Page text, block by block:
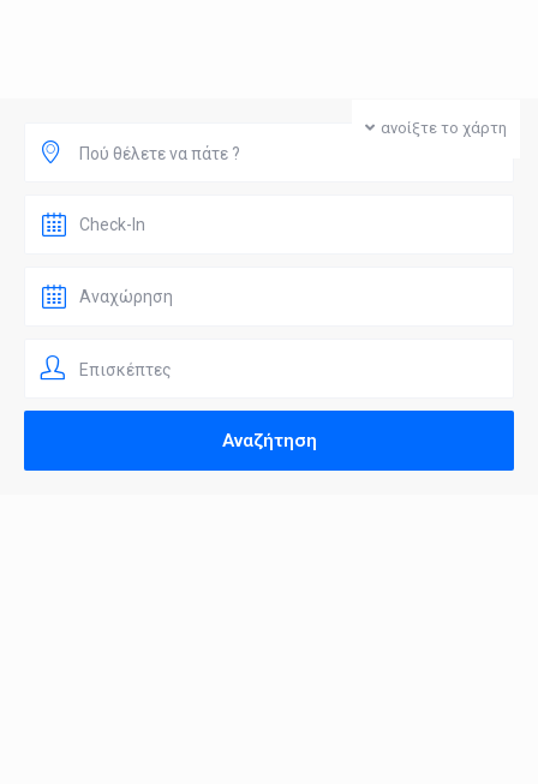
ανοίξτε το χάρτη
Πού θέλετε να πάτε ?
Επισκέπτες